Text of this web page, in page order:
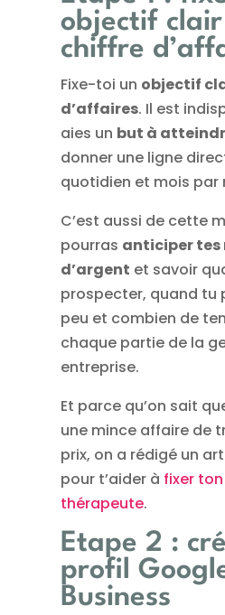
objectif
chiffre
Fixe-toi un objectif
d’affaires. Il est
aies un but à
donner une ligne
quotidien et mois par
C’est aussi de cette
pourras anticiper tes
d’argent et savoir
prospecter, quand tu
peu et combien de
chaque partie de la
entreprise.
Et parce qu’on sait
une mince affaire de
prix, on a rédigé un
pour t’aider à fixer
thérapeute.
Etape 2 :
profil
Business